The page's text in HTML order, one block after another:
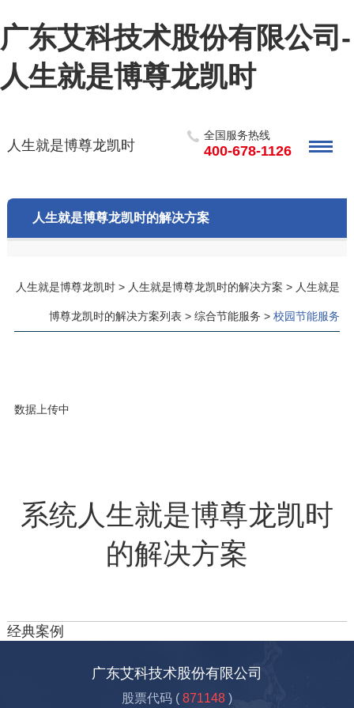
广东艾科技术股份有限公司-
人生就是博尊龙凯时
人生就是博尊龙凯时
全国服务热线
400-678-1126
人生就是博尊龙凯时的解决方案
人生就是博尊龙凯时 > 人生就是博尊龙凯时的解决方案 > 人生就是
博尊龙凯时的解决方案列表 >综合节能服务 >校园节能服务
数据上传中
系统人生就是博尊龙凯时
的解决方案
经典案例
广东艾科技术股份有限公司
股票代码 ( 871148 )